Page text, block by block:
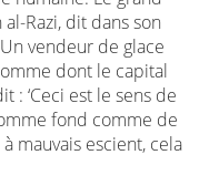
Razi, dit dans son
vendeur de glace
dont le capital
: ‘Ceci est le sens de
fond comme de
mauvais escient, cela